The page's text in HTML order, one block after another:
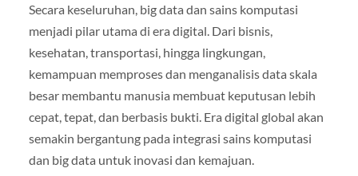
Secara keseluruhan, big data dan sains komputasi
menjadi pilar utama di era digital. Dari bisnis,
kesehatan, transportasi, hingga lingkungan,
kemampuan memproses dan menganalisis data skala
besar membantu manusia membuat keputusan lebih
cepat, tepat, dan berbasis bukti. Era digital global akan
semakin bergantung pada integrasi sains komputasi
dan big data untuk inovasi dan kemajuan.